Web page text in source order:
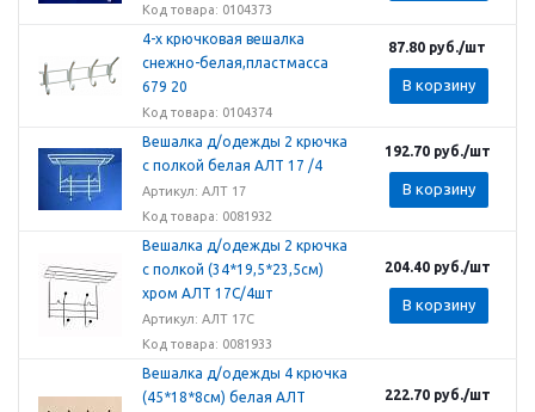
Код товара: 0104373
4-х крючковая вешалка
снежно-белая,пластмасса
679 20
Код товара: 0104374
87.80 руб./шт
В корзину
Вешалка д/одежды 2 крючка
с полкой белая АЛТ 17 /4
Артикул: АЛТ 17
Код товара: 0081932
192.70руб./шт
В корзину
Вешалка д/одежды 2 крючка
с полкой (34*19,5*23,5см)
хром АЛТ 17С/4шт
Артикул: АЛТ 17С
Код товара: 0081933
204.40руб./шт
В корзину
Вешалка д/одежды 4 крючка
(45*18*8см) белая АЛТ
222.70руб./шт